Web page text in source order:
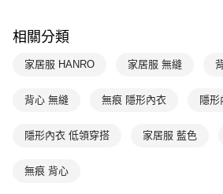
每筆NT$90，滿NT$1,000(含以上)免運費
宅配
相關分類
家居服 HANRO 家居服 無縫
背心 無縫 無痕 隱形內衣 隱形
隱形內衣 低領穿搭 家居服 藍色
無痕 背心